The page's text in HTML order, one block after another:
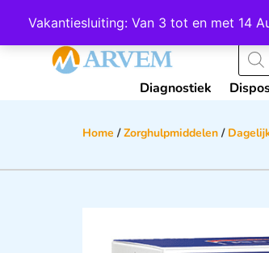
Vakantiesluiting: Van 3 tot en met 14
Wij scoren een 4,8 op
Diagnostiek
Home /Zorghulpmiddelen /